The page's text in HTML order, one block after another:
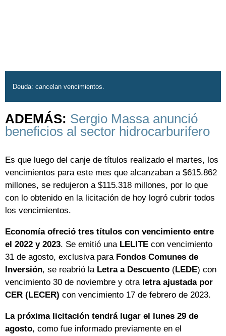
Deuda: cancelan vencimientos.
ADEMÁS: Sergio Massa anunció
beneficios al sector hidrocarburifero
Es que luego del canje de títulos realizado el martes, los
vencimientos para este mes que alcanzaban a $615.862
millones, se redujeron a $115.318 millones, por lo que
con lo obtenido en la licitación de hoy logró cubrir todos
los vencimientos.
Economía ofreció tres títulos con vencimiento entre
el 2022 y 2023. Se emitió una LELITE con vencimiento
31 de agosto, exclusiva para Fondos Comunes de
Inversión, se reabrió la Letra a Descuento (LEDE) con
vencimiento 30 de noviembre y otraletra ajustada por
CER (LECER) con vencimiento 17 de febrero de 2023.
La próxima licitación tendrá lugar el lunes 29 de
agosto, como fue informado previamente en el